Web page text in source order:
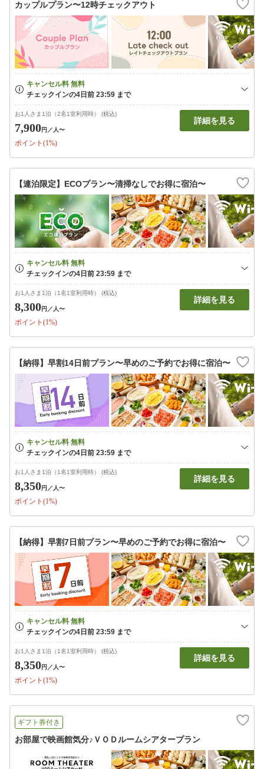
カップルプラン〜12時チェックアウト
お1人さま1泊（2名1室利用時） (税込)
7,900円 ／人〜
ポイント(1%)
詳細を見る
【連泊限定】ECOプラン〜清掃なしでお得に宿泊〜
お1人さま1泊（1名1室利用時） (税込)
8,300円 ／人〜
ポイント(1%)
詳細を見る
【納得】早割14日前プラン〜早めのご予約でお得に宿泊〜
お1人さま1泊（1名1室利用時） (税込)
8,350円 ／人〜
ポイント(1%)
詳細を見る
【納得】早割7日前プラン〜早めのご予約でお得に宿泊〜
お1人さま1泊（1名1室利用時） (税込)
8,350円 ／人〜
ポイント(1%)
詳細を見る
ギフト券付き
お部屋で映画館気分♪ＶＯＤルームシアタープラン